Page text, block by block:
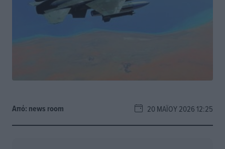
Από: news room 20 ΜΑΪ́ΟΥ 2026 12:25